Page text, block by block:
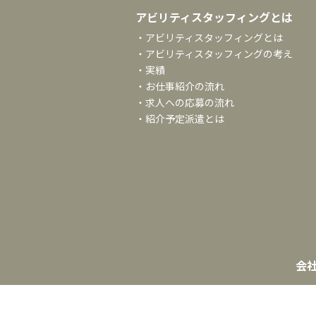
アビリティスタッフィングとは
・アビリティスタッフィングとは
・アビリティスタッフィングの考え
・実績
・お仕事紹介の流れ
・求人への応募の流れ
・紹介予定派遣とは
会